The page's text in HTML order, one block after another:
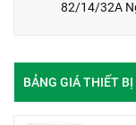
82/14/32A
BẢNG GIÁ THIẾT BỊ